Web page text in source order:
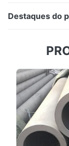
Destaques do
Quente ASTM
austeníticos
elemento